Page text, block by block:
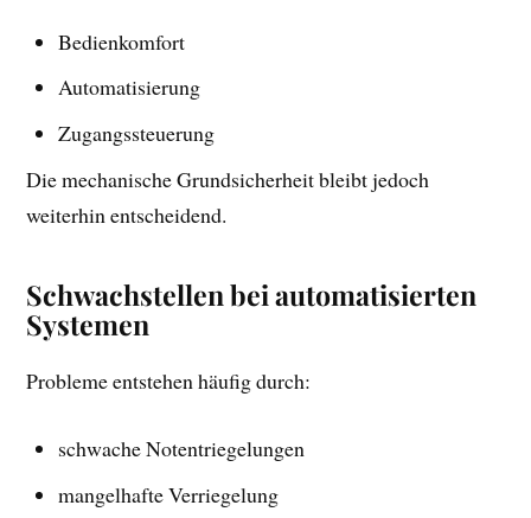
Bedienkomfort
Automatisierung
Zugangssteuerung
Die mechanische Grundsicherheit bleibt jedoch
weiterhin entscheidend.
Schwachstellen bei automatisierten
Systemen
Probleme entstehen häufig durch:
schwache Notentriegelungen
mangelhafte Verriegelung